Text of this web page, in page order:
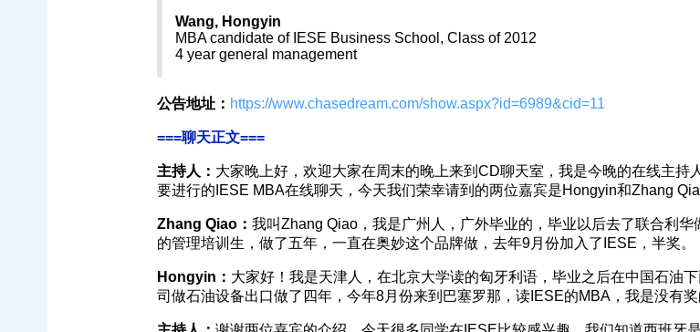
Wang, Hongyin
MBA candidate of IESE Business School, Class of 2012
4 year general management
公告地址： https://www.chasedream.com/show.aspx?id=6989&cid=11
===聊天正文===
主持人： 大家晚上好，欢迎大家在周末的晚上来到CD聊天室，我是今晚的在线主持
要进行的IESE MBA在线聊天，今天我们荣幸请到的两位嘉宾是Hongyin和Zhang
Zhang Qiao： 我叫Zhang Qiao，我是广州人，广外毕业的，毕业以后去了联合利华
的管理培训生，做了五年，一直在奥妙这个品牌做，去年9月份加入了IESE，半奖。
Hongyin： 大家好！我是天津人，在北京大学读的匈牙利语，毕业之后在中国石油
司做石油设备出口做了四年，今年8月份来到巴塞罗那，读IESE的MBA，我是没有奖